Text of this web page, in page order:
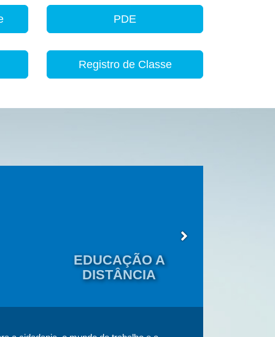
PDE
Registro de Classe
EDUCAÇÃO A
DISTÂNCIA